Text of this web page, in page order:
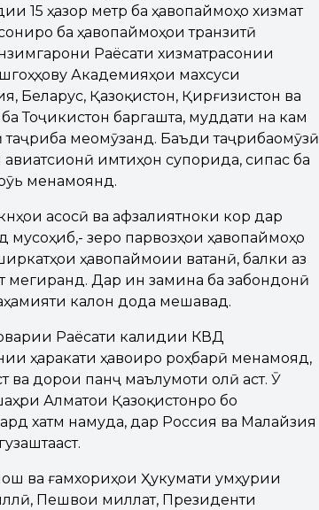
15 ҳазор метр ба ҳавопаймоҳо хизмат
ба ҳавопаймоҳои транзитӣ
Раёсати хизматрасонии
Академияҳои махсуси
Беларус, Қазоқистон, Қирғизистон ва
Тоҷикистон баргашта, муддати на кам
таҷриба меомӯзанд. Баъди таҷрибаомӯзӣ
авиатсионӣ имтиҳон супорида, сипас ба
менамоянд.
асосӣ ва афзалиятноки кор дар
зеро парвозҳои ҳавопаймоҳо
ҳавопаймоии ватанӣ, балки аз
мегиранд. Дар ин замина ба забондонӣ
калон дода мешавад.
Раёсати калидии КВД
ҳаракати ҳавоиро роҳбарӣ менамояд,
ва дорои панҷ маълумоти олӣ аст. Ӯ
Алматои Қазоқистонро бо
хатм намуда, дар Россия ва Малайзия
ва ғамхориҳои Ҳукумати Ҷумҳурии
Пешвои миллат, Президенти